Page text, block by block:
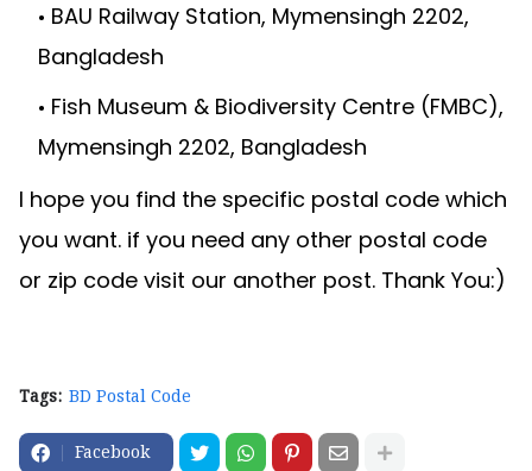
BAU Railway Station, Mymensingh 2202,
Bangladesh
Fish Museum & Biodiversity Centre (FMBC),
Mymensingh 2202, Bangladesh
I hope you find the specific postal code which
you want. if you need any other postal code
or zip code visit our another post. Thank You:)
Tags: BD Postal Code
Facebook